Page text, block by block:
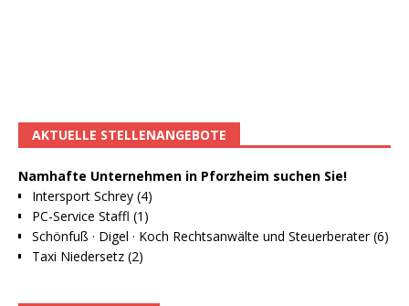
AKTUELLE STELLENANGEBOTE
Namhafte Unternehmen in Pforzheim suchen Sie!
Intersport Schrey (4)
PC-Service Staffl (1)
Schönfuß · Digel · Koch Rechtsanwälte und Steuerberater (6)
Taxi Niedersetz (2)